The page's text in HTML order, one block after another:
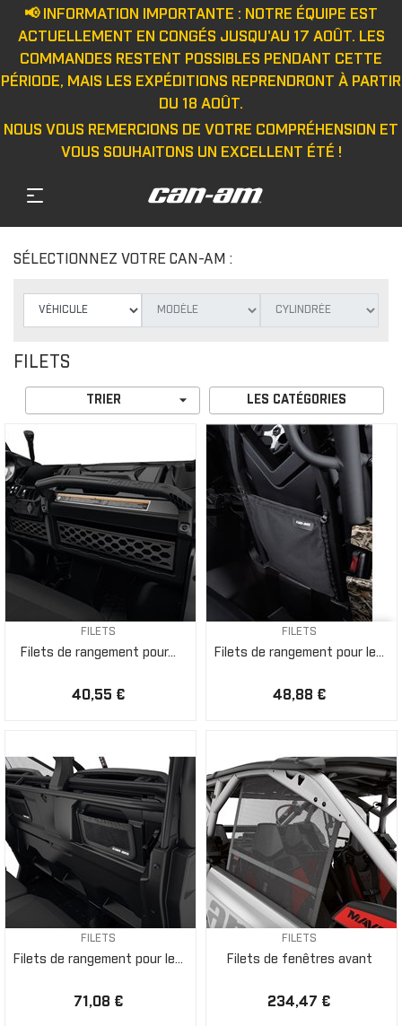
📢 INFORMATION IMPORTANTE : NOTRE ÉQUIPE EST
ACTUELLEMENT EN CONGÉS JUSQU'AU 17 AOÛT. LES
COMMANDES RESTENT POSSIBLES PENDANT CETTE
PÉRIODE, MAIS LES EXPÉDITIONS REPRENDRONT À PARTIR
DU 18 AOÛT.
NOUS VOUS REMERCIONS DE VOTRE COMPRÉHENSION ET
VOUS SOUHAITONS UN EXCELLENT ÉTÉ !
SÉLECTIONNEZ VOTRE CAN-AM :
FILETS
TRIER  LES CATÉGORIES
FILETS
Filets de rangement pour...
40,55 €
FILETS
Filets de rangement pour le...
48,88 €
FILETS
Filets de rangement pour le...
71,08 €
FILETS
Filets de fenêtres avant
234,47 €